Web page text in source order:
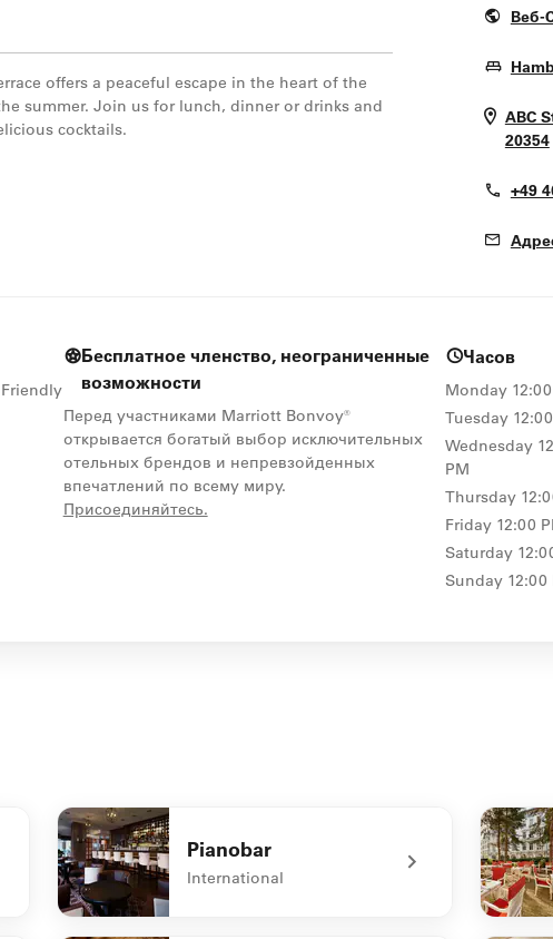
offers a peaceful escape in the heart of the
summer. Join us for lunch, dinner or drinks and
cocktails.
Веб-
ABC
20354
+49
Бесплатное членство, неограниченные
возможности
Перед участниками Marriott Bonvoy®
открывается богатый выбор исключительных
отельных брендов и непревзойденных
впечатлений по всему миру.
Присоединяйтесь.opens in new window
Часов
Monday
Tuesday
Wednesday
PM
Thursday
Friday 12:00
Saturday
Sunday 12:00
Pianobar
International